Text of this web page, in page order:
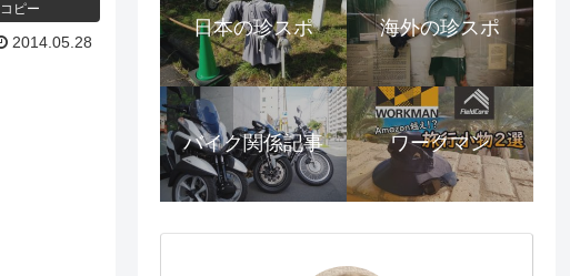
コピー
2014.05.28
日本の珍スポ 海外の珍スポ
バイク関係記事 ワークマン